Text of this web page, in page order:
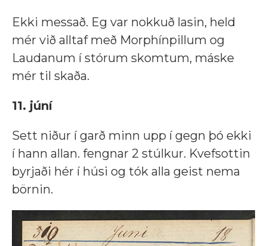
Ekki messað. Eg var nokkuð lasin, held
mér við alltaf með Morphínpillum og
Laudanum í stórum skomtum, máske
mér til skaða.
11. júní
Sett niður í garð minn upp í gegn þó ekki
í hann allan. fengnar 2 stúlkur. Kvefsottin
byrjaði hér í húsi og tók alla geist nema
börnin.